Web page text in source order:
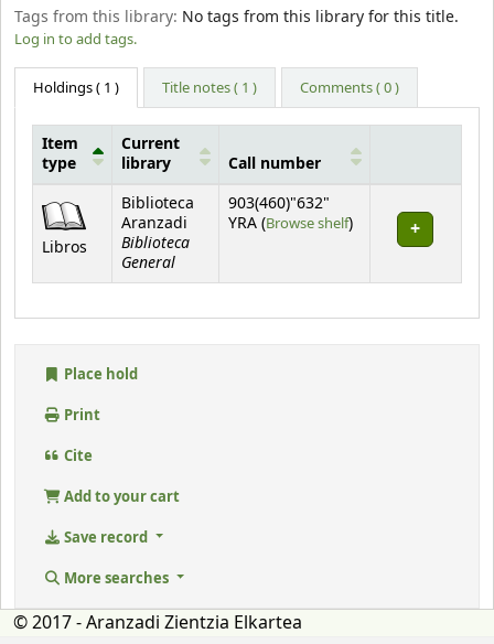
Tags from this library: No tags from this library for this title.
Log in to add tags.
Holdings( 1 ) Title notes ( 1 ) Comments ( 0 )
Item
type
Current
library
Call number
Libros
Biblioteca
Aranzadi
Biblioteca
General
903(460)"632"
YRA (Browse shelf(Opens below)
)
Place hold
Print
Cite
Add to your cart
Save record
More searches
© 2017 - Aranzadi Zientzia Elkartea